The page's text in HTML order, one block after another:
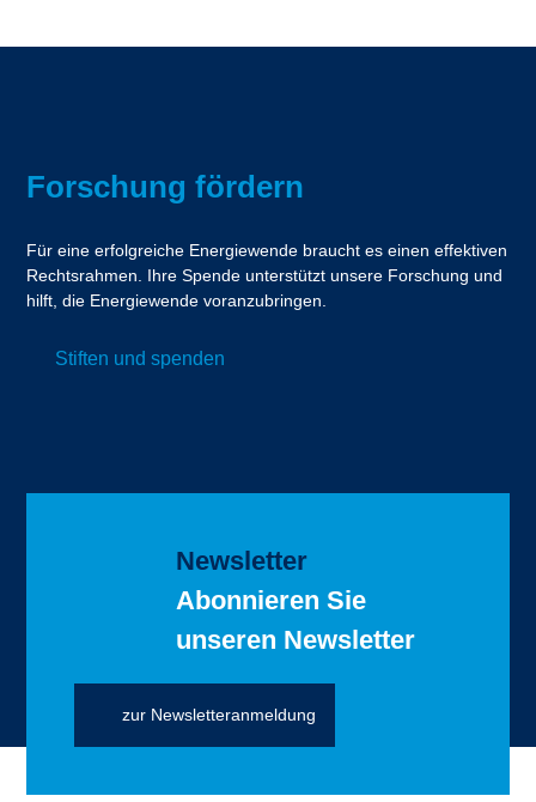
Forschung fördern
Für eine erfolgreiche Energiewende braucht es einen effektiven
Rechtsrahmen. Ihre Spende unterstützt unsere Forschung und
hilft, die Energiewende voranzubringen.
Stiften und spenden
Newsletter
Abonnieren Sie
unseren Newsletter
zur Newsletteranmeldung